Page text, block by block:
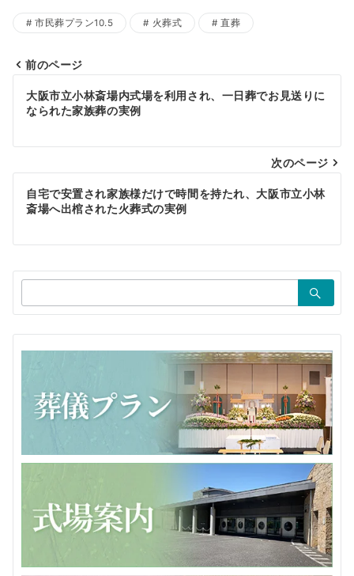
市民葬プラン10.5 火葬式 直葬
投
稿
ナ
ビ
ゲ
ー
シ
ョ
ン
前のページ
大阪市立小林斎場内式場を利用され、一日葬でお見送りに
なられた家族葬の実例
次のページ
自宅で安置され家族様だけで時間を持たれ、大阪市立小林
斎場へ出棺された火葬式の実例
索：